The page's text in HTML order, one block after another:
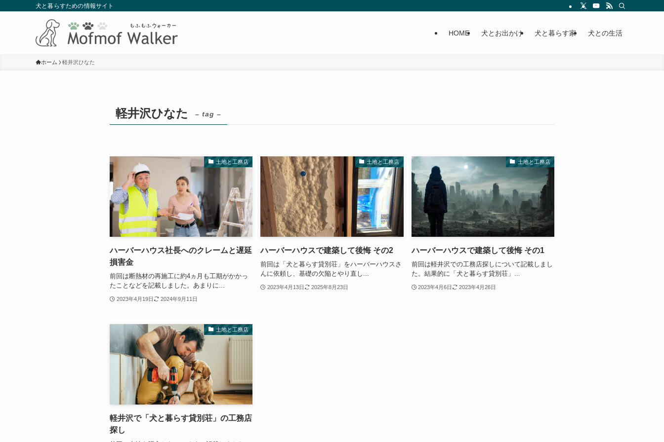
犬と暮らすための情報サイト
HOME 犬とお出かけ 犬と暮らす家 犬との生活
ホーム 軽井沢ひなた
軽井沢ひなた – tag –
土地と工務店
ハーバーハウス社長へのクレームと遅延
損害金
前回は断熱材の再施工に約4ヵ月も工期がかかっ
たことなどを記載しました。あまりに...
2023年4月19日 2024年9月11日
土地と工務店
ハーバーハウスで建築して後悔 その2
前回は「犬と暮らす貸別荘」をハーバーハウスさ
んに依頼し、基礎の欠陥とやり直し...
2023年4月13日 2025年8月23日
土地と工務店
ハーバーハウスで建築して後悔 その1
前回は軽井沢での工務店探しについて記載しまし
た。結果的に「犬と暮らす貸別荘」...
2023年4月6日 2023年4月26日
土地と工務店
軽井沢で「犬と暮らす貸別荘」の工務店
探し